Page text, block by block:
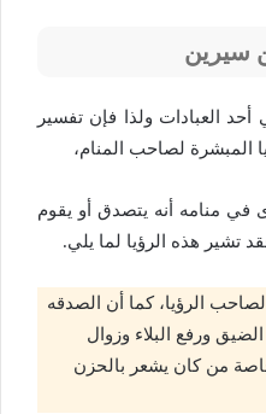
سيرين
العبادات ولذا فإن تفسير
المبشرة لصاحب المنام،
منامه أنه يتصدق أو يقوم
تشير هذه الرؤيا لما يلي.
الرؤيا، كما أن الصدقه
ورفع البلاء وزوال
من كان يشعر بالحزن